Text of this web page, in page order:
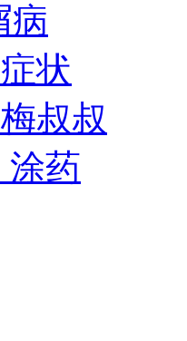
病
状
叔叔
涂药